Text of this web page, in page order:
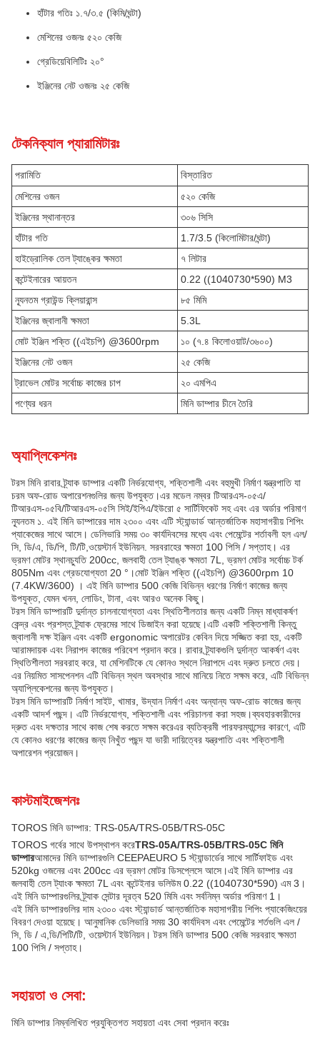
হাঁটার গতিঃ ১.৭/৩.৫ (কিমি/ঘন্টা)
মেশিনের ওজনঃ ৫২০ কেজি
গ্রেডিয়েবিলিটিঃ ২০°
ইঞ্জিনের নেট ওজনঃ ২৫ কেজি
টেকনিক্যাল প্যারামিটারঃ
পরামিতি
বিস্তারিত
মেশিনের ওজন
৫২০ কেজি
ইঞ্জিনের স্থানান্তর
৩০৬ সিসি
হাঁটার গতি
1.7/3.5 (কিলোমিটার/ঘন্টা)
হাইড্রোলিক তেল ট্যাঙ্কের ক্ষমতা
৭ লিটার
কন্টেইনারের আয়তন
0.22 ((1040730*590) M3
ন্যূনতম গ্রাউন্ড ক্লিয়ারান্স
৮৫ মিমি
ইঞ্জিনের জ্বালানী ক্ষমতা
5.3L
মোট ইঞ্জিন শক্তি ((এইচপি) @3600rpm
১০ (৭.৪ কিলোওয়াট/৩৬০০)
ইঞ্জিনের নেট ওজন
২৫ কেজি
ট্রাভেল মোটর সর্বোচ্চ কাজের চাপ
২০ এমপিএ
পণ্যের ধরন
মিনি ডাম্পার চীনে তৈরি
অ্যাপ্লিকেশনঃ
টরস মিনি রাবার ট্র্যাক ডাম্পার একটি নির্ভরযোগ্য, শক্তিশালী এবং বহুমুখী নির্মাণ যন্ত্রপাতি যা
চরম অফ-রোড অপারেশনগুলির জন্য উপযুক্ত।এর মডেল নম্বর টিআরএস-০৫এ/
টিআরএস-০৫বি/টিআরএস-০৫সি সিই/ইপিএ/ইউরো ৫ সার্টিফিকেট সহ এবং এর অর্ডার পরিমাণ
ন্যূনতম ১. এই মিনি ডাম্পারের দাম ২৩০০ এবং এটি স্ট্যান্ডার্ড আন্তর্জাতিক মহাসাগরীয় শিপিং
প্যাকেজের সাথে আসে। ডেলিভারি সময় ৩০ কার্যদিবসের মধ্যে এবং পেমেন্টের শর্তাবলী হল এল/
সি, ডি/এ, ডি/পি, টি/টি,ওয়েস্টার্ন ইউনিয়ন. সরবরাহের ক্ষমতা 100 পিসি / সপ্তাহ। এর
ভ্রমণ মোটর স্থানচ্যুতি 200cc, জলবাহী তেল ট্যাঙ্ক ক্ষমতা 7L, ভ্রমণ মোটর সর্বোচ্চ টর্ক
805Nm এবং গ্রেডযোগ্যতা 20 °।মোট ইঞ্জিন শক্তি ((এইচপি) @3600rpm 10
(7.4KW/3600) । এই মিনি ডাম্পার 500 কেজি বিভিন্ন ধরণের নির্মাণ কাজের জন্য
উপযুক্ত, যেমন খনন, লোডিং, টানা, এবং আরও অনেক কিছু।
টরস মিনি ডাম্পারটি দুর্দান্ত চালনাযোগ্যতা এবং স্থিতিশীলতার জন্য একটি নিম্ন মাধ্যাকর্ষণ
কেন্দ্র এবং প্রশস্ত ট্র্যাক ফ্রেমের সাথে ডিজাইন করা হয়েছে।এটি একটি শক্তিশালী কিন্তু
জ্বালানী দক্ষ ইঞ্জিন এবং একটি ergonomic অপারেটর কেবিন দিয়ে সজ্জিত করা হয়, একটি
আরামদায়ক এবং নিরাপদ কাজের পরিবেশ প্রদান করে। রাবার ট্র্যাকগুলি দুর্দান্ত আকর্ষণ এবং
স্থিতিশীলতা সরবরাহ করে, যা মেশিনটিকে যে কোনও স্থলে নিরাপদে এবং দ্রুত চলতে দেয়।
এর নিয়মিত সাসপেনশন এটি বিভিন্ন স্থল অবস্থার সাথে মানিয়ে নিতে সক্ষম করে, এটি বিভিন্ন
অ্যাপ্লিকেশনের জন্য উপযুক্ত।
টরস মিনি ডাম্পারটি নির্মাণ সাইট, খামার, উদ্যান নির্মাণ এবং অন্যান্য অফ-রোড কাজের জন্য
একটি আদর্শ পছন্দ। এটি নির্ভরযোগ্য, শক্তিশালী এবং পরিচালনা করা সহজ।ব্যবহারকারীদের
দ্রুত এবং দক্ষতার সাথে কাজ শেষ করতে সক্ষম করেএর ব্যতিক্রমী পারফরম্যান্সের কারণে, এটি
যে কোনও ধরণের কাজের জন্য নিখুঁত পছন্দ যা ভারী দায়িত্বের যন্ত্রপাতি এবং শক্তিশালী
অপারেশন প্রয়োজন।
কাস্টমাইজেশনঃ
TOROS মিনি ডাম্পার: TRS-05A/TRS-05B/TRS-05C
TOROS গর্বের সাথে উপস্থাপন করেTRS-05A/TRS-05B/TRS-05C মিনি
ডাম্পারআমাদের মিনি ডাম্পারগুলি CEEPAEURO 5 স্ট্যান্ডার্ডের সাথে সার্টিফাইড এবং
520kg ওজনের এবং 200cc এর ভ্রমণ মোটর ডিসপ্লেসে আসে।এই মিনি ডাম্পার এর
জলবাহী তেল ট্যাংক ক্ষমতা 7L এবং কন্টেইনার ভলিউম 0.22 ((1040730*590) এম 3।
এই মিনি ডাম্পারগুলির ট্র্যাক সেন্টার দূরত্ব 520 মিমি এবং সর্বনিম্ন অর্ডার পরিমাণ 1।
এই মিনি ডাম্পারগুলির দাম ২৩০০ এবং স্ট্যান্ডার্ড আন্তর্জাতিক মহাসাগরীয় শিপিং প্যাকেজিংয়ের
বিবরণ দেওয়া হয়েছে। আনুমানিক ডেলিভারি সময় 30 কার্যদিবস এবং পেমেন্টের শর্তগুলি এল /
সি, ডি / এ,ডি/পিটি/টি, ওয়েস্টার্ন ইউনিয়ন। টরস মিনি ডাম্পার 500 কেজি সরবরাহ ক্ষমতা
100 পিসি / সপ্তাহ।
সহায়তা ও সেবা:
মিনি ডাম্পার নিম্নলিখিত প্রযুক্তিগত সহায়তা এবং সেবা প্রদান করেঃ